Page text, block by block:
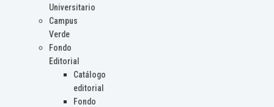
Universitario
Campus
Verde
Fondo
Editorial
Catálogo
editorial
Fondo